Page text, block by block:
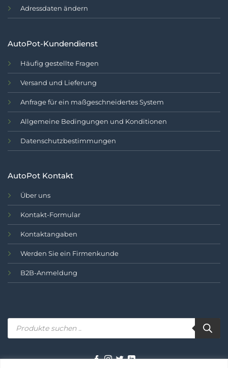
Adressdaten ändern
AutoPot-Kundendienst
Häufig gestellte Fragen
Versand und Lieferung
Anfrage für ein maßgeschneidertes System
Allgemeine Bedingungen und Konditionen
Datenschutzbestimmungen
AutoPot Kontakt
Über uns
Kontakt-Formular
Kontaktangaben
Werden Sie ein Firmenkunde
B2B-Anmeldung
Produktsuche..